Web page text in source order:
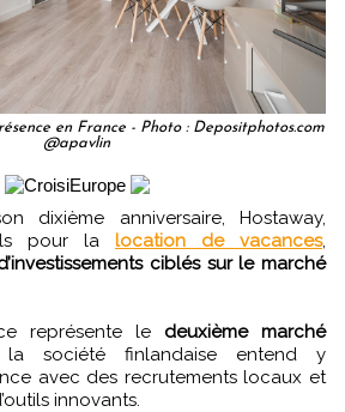
en France - Photo : Depositphotos.com
@apavlin
pour la location de vacances,
ciblés sur le marché
représente le deuxième marché
la société finlandaise entend y
avec des recrutements locaux et
innovants.